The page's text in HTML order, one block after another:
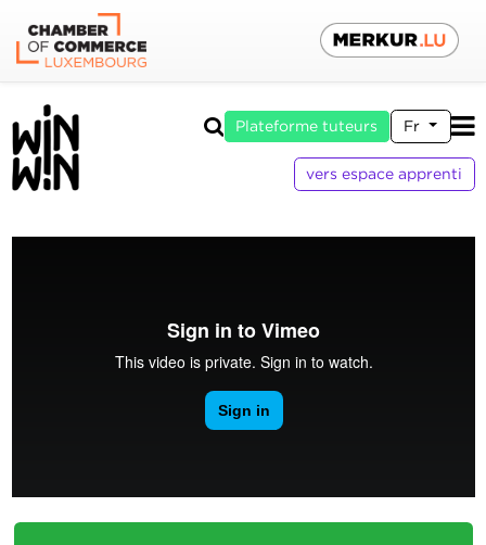
Plateforme tuteurs Fr
vers espace apprenti